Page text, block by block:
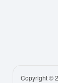
Copyright ©